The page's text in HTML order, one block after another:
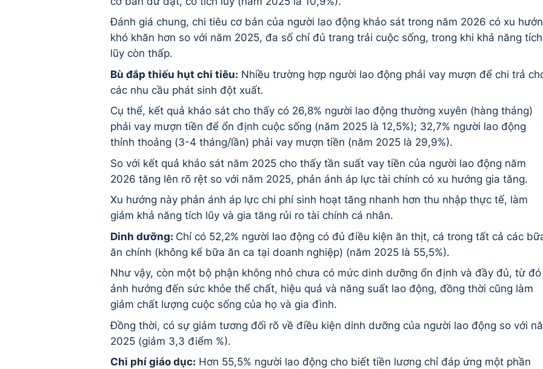
Đánh giá chung, chi tiêu cơ bản của người lao động khảo sát trong năm 2026 có xu
khó khăn hơn so với năm 2025, đa số chỉ đủ trang trải cuộc sống, trong khi khả năng tích
lũy còn thấp.
Bù đắp thiếu hụt chi tiêu: Nhiều trường hợp người lao động phải vay mượn để chi trả
các nhu cầu phát sinh đột xuất.
Cụ thể, kết quả khảo sát cho thấy có 26,8% người lao động thường xuyên (hàng tháng)
phải vay mượn tiền để ổn định cuộc sống (năm 2025 là 12,5%); 32,7% người lao động
thỉnh thoảng (3-4 tháng/lần) phải vay mượn tiền (năm 2025 là 29,9%).
So với kết quả khảo sát năm 2025 cho thấy tần suất vay tiền của người lao động năm
2026 tăng lên rõ rệt so với năm 2025, phản ánh áp lực tài chính có xu hướng gia tăng.
Xu hướng này phản ánh áp lực chi phí sinh hoạt tăng nhanh hơn thu nhập thực tế, làm
giảm khả năng tích lũy và gia tăng rủi ro tài chính cá nhân.
Dinh dưỡng: Chỉ có 52,2% người lao động có đủ điều kiện ăn thịt, cá trong tất cả các
ăn chính (không kể bữa ăn ca tại doanh nghiệp) (năm 2025 là 55,5%).
Như vậy, còn một bộ phận không nhỏ chưa có mức dinh dưỡng ổn định và đầy đủ, từ đó
ảnh hưởng đến sức khỏe thể chất, hiệu quả và năng suất lao động, đồng thời cũng làm
giảm chất lượng cuộc sống của họ và gia đình.
Đồng thời, có sự giảm tương đối rõ về điều kiện dinh dưỡng của người lao động so với
2025 (giảm 3,3 điểm %).
Chi phí giáo dục: Hơn 55,5% người lao động cho biết tiền lương chỉ đáp ứng một phần